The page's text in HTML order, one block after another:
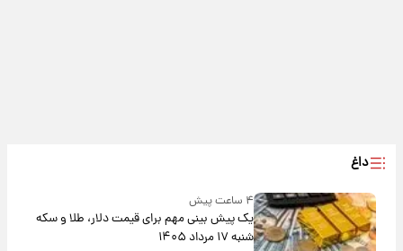
داغ
۴ ساعت پیش
یک پیش ‌بینی مهم برای قیمت دلار، طلا و سکه
شنبه ۱۷ مرداد ۱۴۰۵